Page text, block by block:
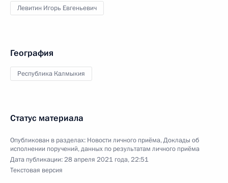
Левитин Игорь Евгеньевич
География
Республика Калмыкия
Статус материала
Опубликован в разделах: Новости личного приёма,Доклады об
исполнении поручений, данных по результатам личного приёма
Дата публикации:28 апреля 2021 года, 22:51
Текстовая версия